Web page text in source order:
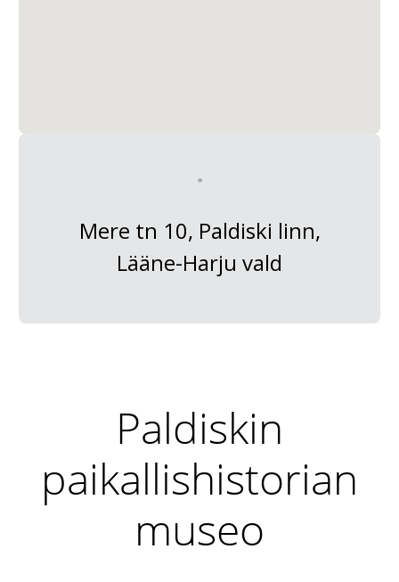
Mere tn 10, Paldiski linn,
Lääne-Harju vald
Paldiskin
paikallishistorian
museo